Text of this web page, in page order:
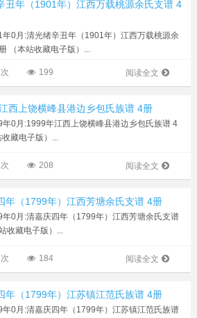
丑年（1901年）江西万载桃源余氏支谱 4
0月:清光绪辛丑年（1901年）江西万载桃源余
（本站收藏电子版）...
阅读全文
199
西上饶横峰县港边乡包氏族谱 4册
年0月:1999年江西上饶横峰县港边乡包氏族谱 4
藏电子版）...
阅读全文
208
年（1799年）江西芳塘余氏支谱 4册
年0月:清嘉庆四年（1799年）江西芳塘余氏支谱
收藏电子版）...
阅读全文
184
年（1799年）江苏镇江范氏族谱 4册
年0月:清嘉庆四年（1799年）江苏镇江范氏族谱